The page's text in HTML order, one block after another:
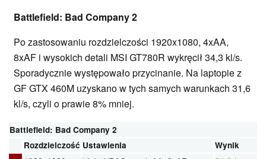
Battlefield: Bad Company 2
Po zastosowaniu rozdzielczości 1920x1080, 4xAA,
8xAF i wysokich detali MSI GT780R wykręcił 34,3 kl/s.
Sporadycznie występowało przycinanie. Na laptopie z
GF GTX 460M uzyskano w tych samych warunkach 31,6
kl/s, czyli o prawie 8% mniej.
Battlefield: Bad Company 2
Rozdzielczość Ustawienia Wynik